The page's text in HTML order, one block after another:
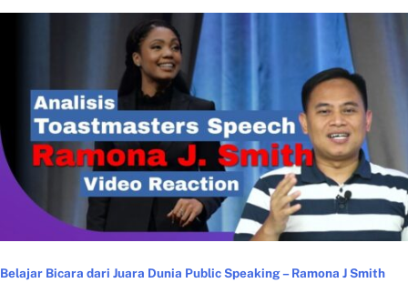
Belajar Bicara dari Juara Dunia Public Speaking – Ramona J Smith